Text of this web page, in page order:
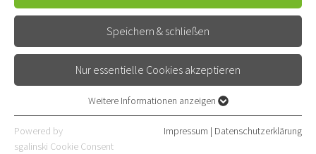
Krasses Selbstexperiment -
Nicht zum Nachahmen
empfohlen!
Speichern & schließen
Nur essentielle Cookies akzeptieren
Essentielle Cookies werden für grundlegende Funktionen der
Webseite benötigt. Dadurch ist gewährleistet, dass die Webseite
Weitere Informationen anzeigen
Powered by
sgalinski Cookie Consent
Impressum | Datenschutzerklärung